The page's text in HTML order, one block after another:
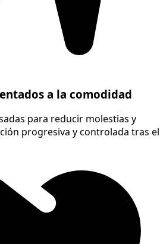
a la comodidad
para reducir molestias y
progresiva y controlada tras el